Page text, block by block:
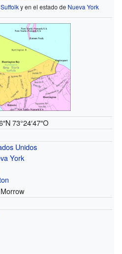
y en el estado de Nueva York
73°24′47″O
Unidos
York